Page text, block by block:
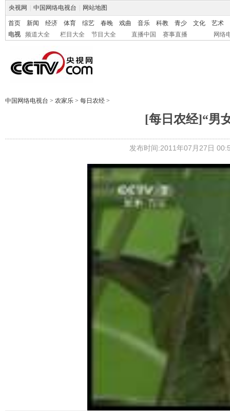
央视网 中国网络电视台 网站地图
首页 新闻 经济 体育 综艺 春晚 戏曲 音乐 科教 青少 文化
艺术
电视
频道大全 栏目大全 节目大全 直播中国 赛事直播 网络
中国网络电视台 > 农家乐 > 每日农经 >
[每日农经]“男
发布时间:2011年07月27日